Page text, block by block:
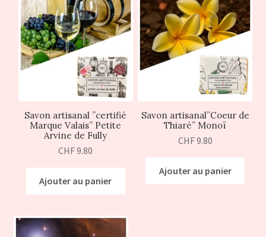
Savon artisanal ”certifié
Marque Valais” Petite
Arvine de Fully
CHF9.80
Ajouter au panier
Savon artisanal”Coeur de
Thiaré” Monoï
CHF9.80
Ajouter au panier